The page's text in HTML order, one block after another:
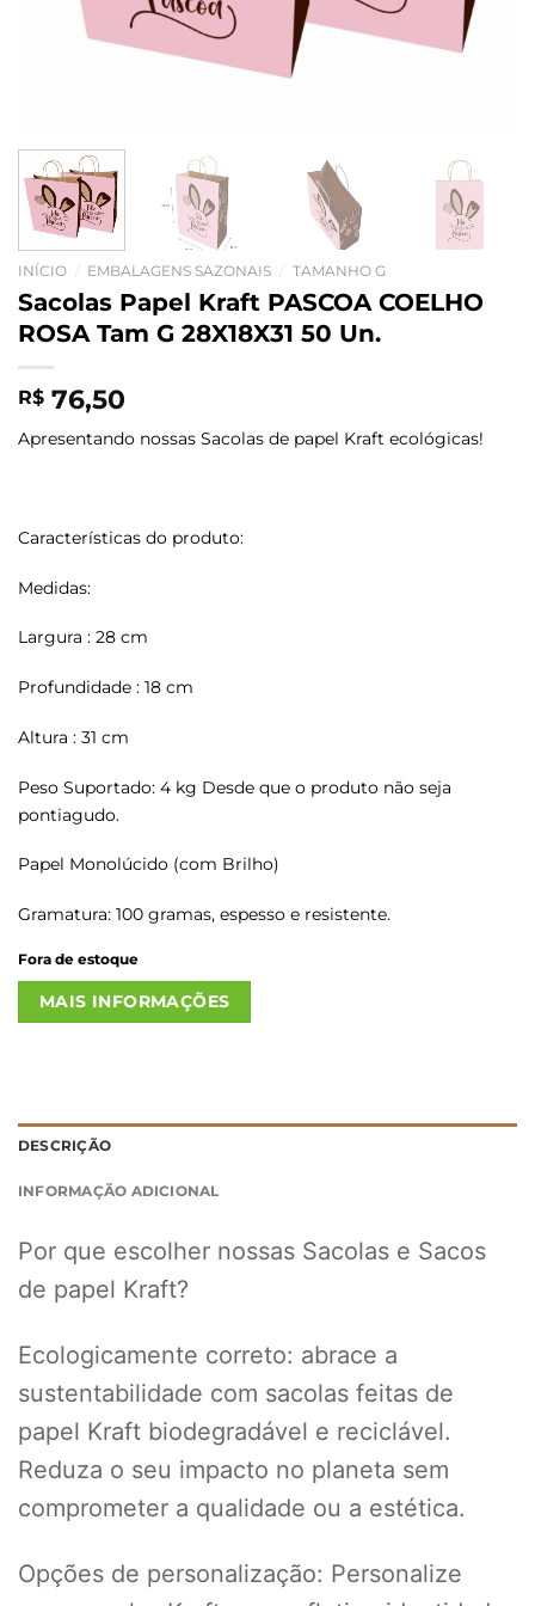
INÍCIO EMBALAGENS SAZONAIS TAMANHO G
Sacolas Papel Kraft PASCOA COELHO
ROSA Tam G 28X18X31 50 Un.
R$ 76,50
Apresentando nossas Sacolas de papel Kraft ecológicas!
Características do produto:
Medidas:
Largura : 28 cm
Profundidade : 18 cm
Altura : 31 cm
Peso Suportado: 4 kg Desde que o produto não seja
pontiagudo.
Papel Monolúcido (com Brilho)
Gramatura: 100 gramas, espesso e resistente.
Fora de estoque
MAIS INFORMAÇÕES
DESCRIÇÃO
INFORMAÇÃO ADICIONAL
Por que escolher nossas Sacolas e Sacos
de papel Kraft?
Ecologicamente correto: abrace a
sustentabilidade com sacolas feitas de
papel Kraft biodegradável e reciclável.
Reduza o seu impacto no planeta sem
comprometer a qualidade ou a estética.
Opções de personalização: Personalize